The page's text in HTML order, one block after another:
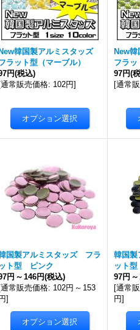
New韓国製アルミスタッズ
ラット型（マーブル）
円(税込)
[通常販売価格: 102円]
New
フラ
97円(
[通常
国製アルミスタッズ フラ
ット型 ピンク
円 ～ 146円(税込)
[通常販売価格: 102円 ～ 153
円]
韓国
ット
97円 ～
[通常
円]